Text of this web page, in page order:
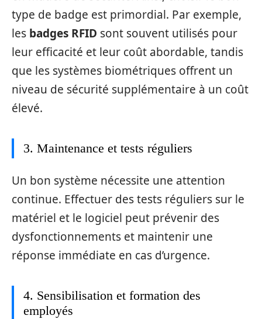
type de badge est primordial. Par exemple,
les badges RFID sont souvent utilisés pour
leur efficacité et leur coût abordable, tandis
que les systèmes biométriques offrent un
niveau de sécurité supplémentaire à un coût
élevé.
3. Maintenance et tests réguliers
Un bon système nécessite une attention
continue. Effectuer des tests réguliers sur le
matériel et le logiciel peut prévenir des
dysfonctionnements et maintenir une
réponse immédiate en cas d’urgence.
4. Sensibilisation et formation des
employés